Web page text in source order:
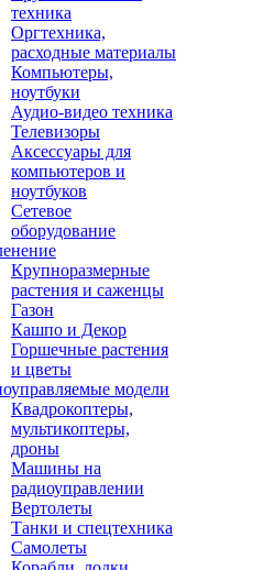
техника
Оргтехника,
расходные материалы
Компьютеры,
ноутбуки
Аудио-видео техника
Телевизоры
Аксессуары для
компьютеров и
ноутбуков
Сетевое
оборудование
Крупноразмерные
растения и саженцы
Газон
Кашпо и Декор
Горшечные растения
и цветы
модели
Квадрокоптеры,
мультикоптеры,
дроны
Машины на
радиоуправлении
Вертолеты
Танки и спецтехника
Самолеты